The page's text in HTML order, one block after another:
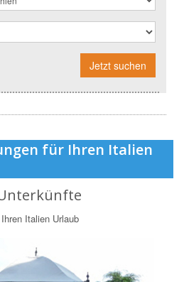
Jetzt suchen
für Ihren Italien
Italien Urlaub